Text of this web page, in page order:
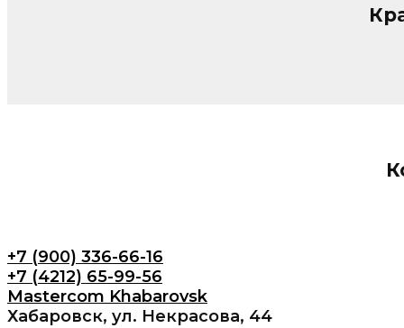
+7 (900) 336-66-16
+7 (4212) 65-99-56
Mastercom Khabarovsk
Хабаровск, ул. Некрасова, 44